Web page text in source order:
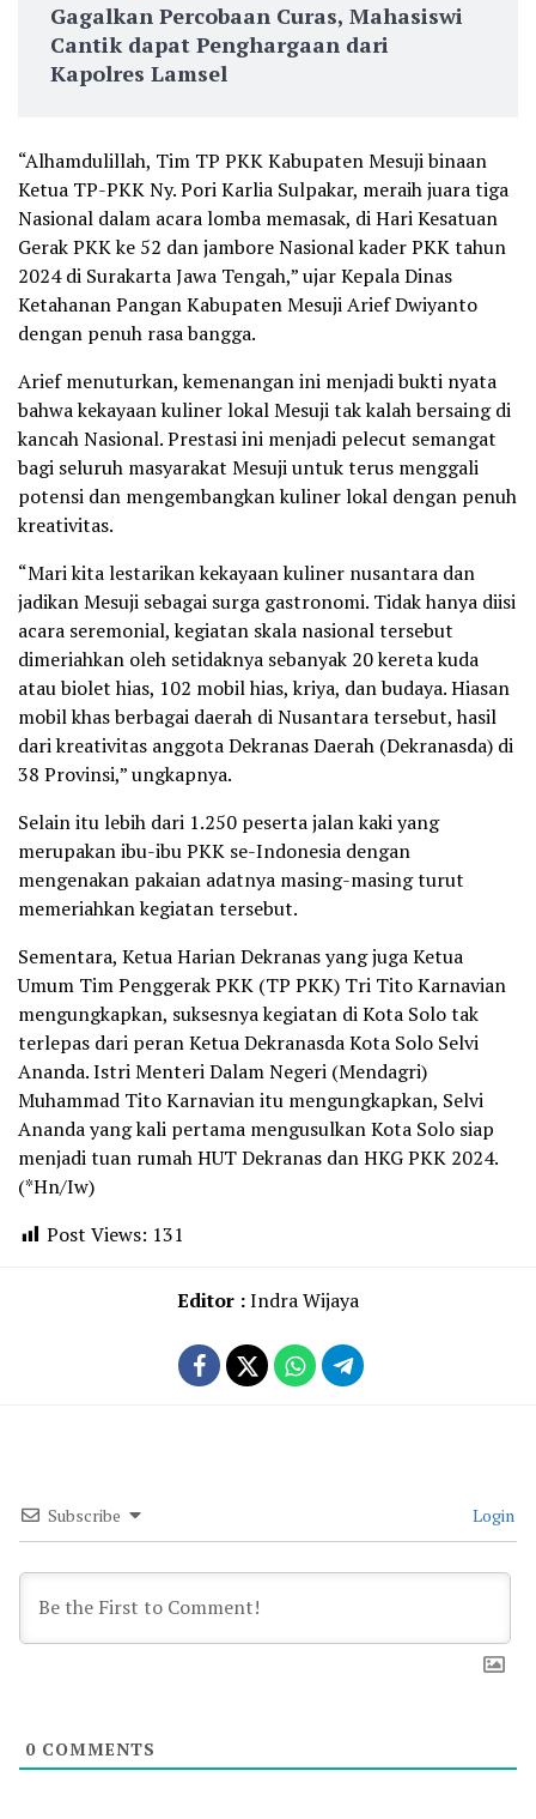
Gagalkan Percobaan Curas, Mahasiswi
Cantik dapat Penghargaan dari
Kapolres Lamsel
“Alhamdulillah, Tim TP PKK Kabupaten Mesuji binaan
Ketua TP-PKK Ny. Pori Karlia Sulpakar, meraih juara tiga
Nasional dalam acara lomba memasak, di Hari Kesatuan
Gerak PKK ke 52 dan jambore Nasional kader PKK tahun
2024 di Surakarta Jawa Tengah,” ujar Kepala Dinas
Ketahanan Pangan Kabupaten Mesuji Arief Dwiyanto
dengan penuh rasa bangga.
Arief menuturkan, kemenangan ini menjadi bukti nyata
bahwa kekayaan kuliner lokal Mesuji tak kalah bersaing di
kancah Nasional. Prestasi ini menjadi pelecut semangat
bagi seluruh masyarakat Mesuji untuk terus menggali
potensi dan mengembangkan kuliner lokal dengan penuh
kreativitas.
“Mari kita lestarikan kekayaan kuliner nusantara dan
jadikan Mesuji sebagai surga gastronomi. Tidak hanya diisi
acara seremonial, kegiatan skala nasional tersebut
dimeriahkan oleh setidaknya sebanyak 20 kereta kuda
atau biolet hias, 102 mobil hias, kriya, dan budaya. Hiasan
mobil khas berbagai daerah di Nusantara tersebut, hasil
dari kreativitas anggota Dekranas Daerah (Dekranasda) di
38 Provinsi,” ungkapnya.
Selain itu lebih dari 1.250 peserta jalan kaki yang
merupakan ibu-ibu PKK se-Indonesia dengan
mengenakan pakaian adatnya masing-masing turut
memeriahkan kegiatan tersebut.
Sementara, Ketua Harian Dekranas yang juga Ketua
Umum Tim Penggerak PKK (TP PKK) Tri Tito Karnavian
mengungkapkan, suksesnya kegiatan di Kota Solo tak
terlepas dari peran Ketua Dekranasda Kota Solo Selvi
Ananda. Istri Menteri Dalam Negeri (Mendagri)
Muhammad Tito Karnavian itu mengungkapkan, Selvi
Ananda yang kali pertama mengusulkan Kota Solo siap
menjadi tuan rumah HUT Dekranas dan HKG PKK 2024.
(*Hn/Iw)
Post Views: 131
Editor :Indra Wijaya
Subscribe Login
0 COMMENTS